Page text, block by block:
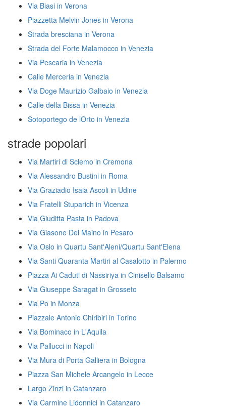
Via Biasi in Verona
Piazzetta Melvin Jones in Verona
Strada bresciana in Verona
Strada del Forte Malamocco in Venezia
Via Pescaria in Venezia
Calle Merceria in Venezia
Via Doge Maurizio Galbaio in Venezia
Calle della Bissa in Venezia
Sotoportego de lOrto in Venezia
strade popolari
Via Martiri di Sclemo in Cremona
Via Alessandro Bustini in Roma
Via Graziadio Isaia Ascoli in Udine
Via Fratelli Stuparich in Vicenza
Via Giuditta Pasta in Padova
Via Giasone Del Maino in Pesaro
Via Oslo in Quartu Sant'Aleni/Quartu Sant'Elena
Via Santi Quaranta Martiri al Casalotto in Palermo
Piazza Ai Caduti di Nassiriya in Cinisello Balsamo
Via Giuseppe Saragat in Grosseto
Via Po in Monza
Piazzale Antonio Chiribiri in Torino
Via Bominaco in L'Aquila
Via Pallucci in Napoli
Via Mura di Porta Galliera in Bologna
Piazza San Michele Arcangelo in Lecce
Largo Zinzi in Catanzaro
Via Carmine Lidonnici in Catanzaro